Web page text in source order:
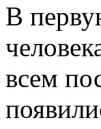
В
всем